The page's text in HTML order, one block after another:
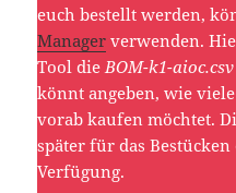
euch bestellt werden,
Manager verwenden.
Tool die BOM-k1-aioc.csv
könnt angeben, wie
vorab kaufen möchtet.
später für das
Verfügung.